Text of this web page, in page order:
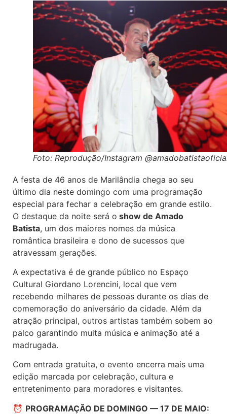
Foto: Reprodução/Instagram
A festa de 46 anos de Marilândia chega ao seu
último dia neste domingo com uma programação
especial para fechar a celebração em grande estilo.
O destaque da noite será o show de Amado
Batista, um dos maiores nomes da música
romântica brasileira e dono de sucessos que
atravessam gerações.
A expectativa é de grande público no Espaço
Cultural Giordano Lorencini, local que vem
recebendo milhares de pessoas durante os dias de
comemoração do aniversário da cidade. Além da
atração principal, outros artistas também sobem ao
palco garantindo muita música e animação até a
madrugada.
Com entrada gratuita, o evento encerra mais uma
edição marcada por celebração, cultura e
entretenimento para moradores e visitantes.
⏰ PROGRAMAÇÃO DE DOMINGO — 17 DE MAIO: